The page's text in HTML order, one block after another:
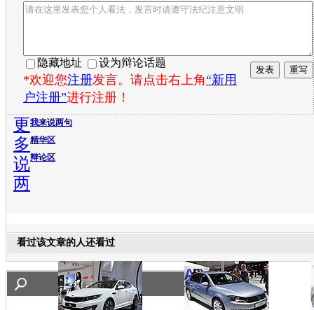
隐藏地址 设为辩论话题
*欢迎您注册发言。请点击右上角“新用
户注册”进行注册！
我来说两句
精华区
辩论区
更
多
说
两
看过该文章的人还看过